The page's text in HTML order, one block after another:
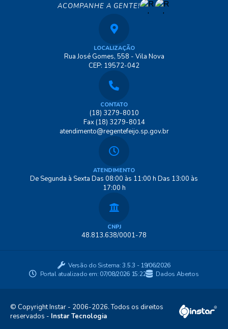
ACOMPANHE A GENTE!
LOCALIZAÇÃO
Rua José Gomes, 558 - Vila Nova
CEP: 19572-042
CONTATO
(18) 3279-8010
Fax (18) 3279-8014
atendimento@regentefeijo.sp.gov.br
ATENDIMENTO
De Segunda à Sexta Das 08:00 às 11:00 h Das 13:00 às
17:00 h
CNPJ
48.813.638/0001-78
Versão do Sistema:3.5.3 - 19/06/2026
Portal atualizado em: 07/08/2026 15:22 Dados Abertos
© Copyright Instar - 2006-2026. Todos os direitos
reservados - Instar Tecnologia